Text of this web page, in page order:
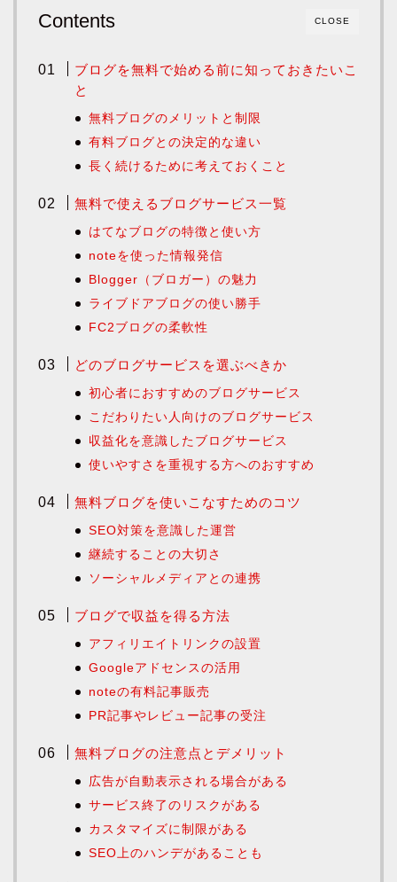
CLOSE
Contents
ブログを無料で始める前に知っておきたいこ
と
無料ブログのメリットと制限
有料ブログとの決定的な違い
長く続けるために考えておくこと
無料で使えるブログサービス一覧
はてなブログの特徴と使い方
noteを使った情報発信
Blogger（ブロガー）の魅力
ライブドアブログの使い勝手
FC2ブログの柔軟性
どのブログサービスを選ぶべきか
初心者におすすめのブログサービス
こだわりたい人向けのブログサービス
収益化を意識したブログサービス
使いやすさを重視する方へのおすすめ
無料ブログを使いこなすためのコツ
SEO対策を意識した運営
継続することの大切さ
ソーシャルメディアとの連携
ブログで収益を得る方法
アフィリエイトリンクの設置
Googleアドセンスの活用
noteの有料記事販売
PR記事やレビュー記事の受注
無料ブログの注意点とデメリット
広告が自動表示される場合がある
サービス終了のリスクがある
カスタマイズに制限がある
SEO上のハンデがあることも